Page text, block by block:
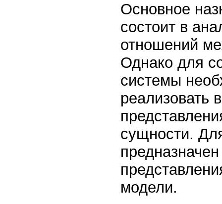
Основное
состоит в
отношений
Однако для
системы
реализовать
сущности.
модели.